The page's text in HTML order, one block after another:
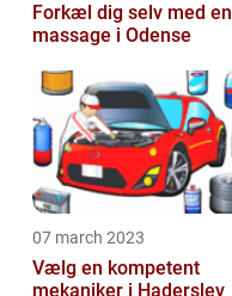
Forkæl dig selv med en
massage i Odense
07 march 2023
Vælg en kompetent
mekaniker i Haderslev